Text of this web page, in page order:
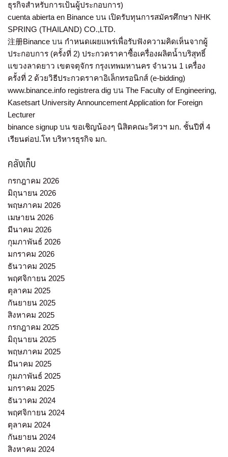
ธุรกิจสำหรับการเป้นผู้ประกอบการ)
cuenta abierta en Binance บน เปิดรับทุนการสมัครศึกษา NHK
SPRING (THAILAND) CO.,LTD.
注册Binance บน กำหนดเผยแพร่เพื่อรับฟังความคิดเห็นจากผู้
ประกอบการ (ครั้งที่ 2) ประกวดราคาซื้อเครื่องผลิตน้ำบริสุทธิ์
แขวงลาดยาว เขตจตุจักร กรุงเทพมหานคร จำนวน 1 เครื่อง
ครั้งที่ 2 ด้วยวิธีประกวดราคาอิเล็กทรอนิกส์ (e-bidding)
www.binance.info registrera dig บน The Faculty of Engineering,
Kasetsart University Announcement Application for Foreign
Lecturer
binance signup บน ขอเชิญน้องๆ นิสิตคณะวิศวฯ มก. ชั้นปีที่ 4
เรียนต่อป.โท บริหารธุรกิจ มก.
คลังเก็บ
กรกฎาคม 2026
มิถุนายน 2026
พฤษภาคม 2026
เมษายน 2026
มีนาคม 2026
กุมภาพันธ์ 2026
มกราคม 2026
ธันวาคม 2025
พฤศจิกายน 2025
ตุลาคม 2025
กันยายน 2025
สิงหาคม 2025
กรกฎาคม 2025
มิถุนายน 2025
พฤษภาคม 2025
มีนาคม 2025
กุมภาพันธ์ 2025
มกราคม 2025
ธันวาคม 2024
พฤศจิกายน 2024
ตุลาคม 2024
กันยายน 2024
สิงหาคม 2024